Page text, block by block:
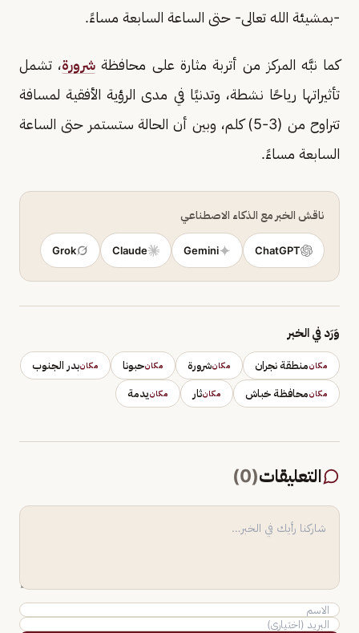
-بمشيئة الله تعالى- حتى الساعة السابعة مساءً.
كما نبَّه المركز من أتربة مثارة على محافظة شرورة، تشمل
تأثيراتها رياحًا نشطة، وتدنيًا في مدى الرؤية الأفقية لمسافة
تتراوح من (3-5) كلم، وبين أن الحالة ستستمر حتى الساعة
السابعة مساءً.
ناقش الخبر مع الذكاء الاصطناعي
ChatGPT
Gemini
Claude
Grok
وَرَد في الخبر
مكانمنطقة نجران مكانشرورة مكانحبونا مكانبدر الجنوب
مكانمحافظة خباش مكانثار مكانيدمة
التعليقات(
0
)